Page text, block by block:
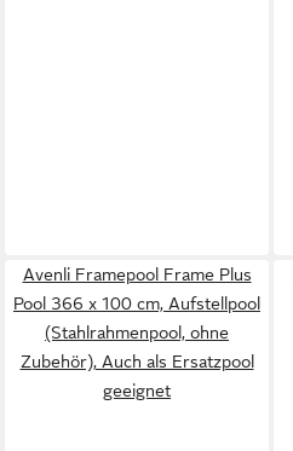
Avenli Framepool Frame Plus
Pool 366 x 100 cm, Aufstellpool
(Stahlrahmenpool, ohne
Zubehör), Auch als Ersatzpool
geeignet